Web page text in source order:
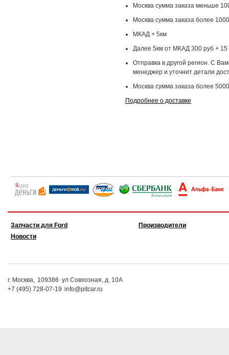
Москва сумма заказа меньше
Москва сумма заказа более
МКАД + 5км
Далее 5км от МКАД 300 руб + 15
Отправка в другой регион. С
менеджер и уточнит детали
Москва сумма заказа более
Подробнее о доставке
Запчасти для Ford
Новости
Производители
г. Москва, 109386 ул Совхозная, д. 10А
+7 (495) 728-07-19 info@pitcar.ru